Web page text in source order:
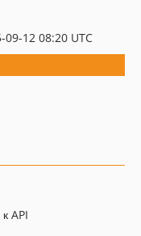
12 08:20 UTC
API